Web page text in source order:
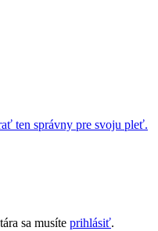
ten správny pre svoju pleť.
sa musíte prihlásiť.